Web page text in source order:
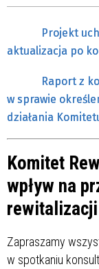
Projekt
aktualizacja po
Raport z
w sprawie
działania
Komitet
wpływ na
Zapraszamy
w spotkaniu